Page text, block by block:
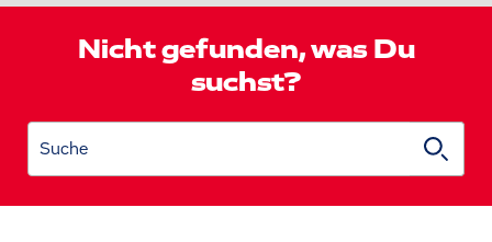
Nicht gefunden, was Du
suchst?
Suche